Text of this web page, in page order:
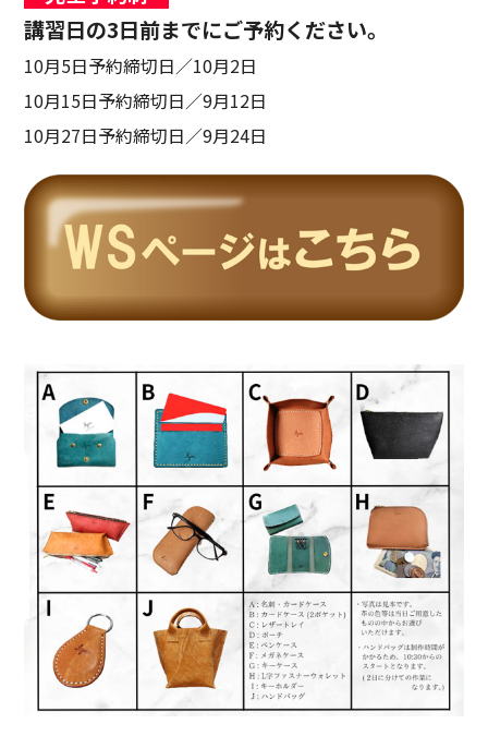
講習日の3日前までにご予約ください。
10月5日予約締切日／10月2日
10月15日予約締切日／9月12日
10月27日予約締切日／9月24日